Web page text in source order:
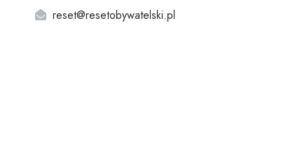
reset@resetobywatelski.pl